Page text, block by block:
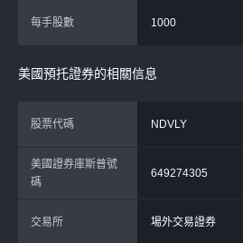
每手股數 1000
美國預托證券的相關信息
股票代碼 NDVLY
美國證券庫斯普號
碼
649274305
交易所 場外交易證券